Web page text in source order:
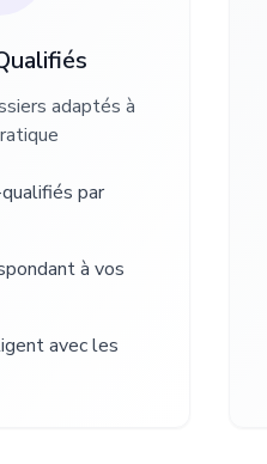
adaptés à
par
à vos
avec les